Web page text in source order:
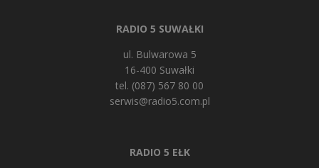
RADIO 5 SUWAŁKI
ul. Bulwarowa 5
16-400 Suwałki
tel. (087) 567 80 00
serwis@radio5.com.pl
RADIO 5 EŁK